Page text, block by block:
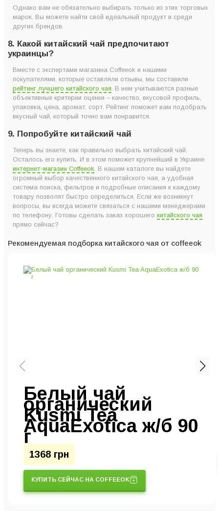
Однако вам не обязательно выбирать только из этих торговых
марок. Вы можете найти свой идеальный продукт и среди
других брендов.
8. Какой китайский чай предпочитают
украинцы?
Вместе с экспертами магазина Coffeeok и нашими
покупателями, которые оставляли отзывы, мы составили
рейтинг лучшего китайского чая . В нем учитываются разные
объективные критерии оценки – качество, вкусовой профиль,
упаковка, цена, аромат, сорт. Рейтинг поможет вам подобрать
вкусный чай, который точно вам понравится.
9. Попробуйте китайский чай
Теперь вы знаете, как правильно выбрать китайский чай.
Осталось его купить. И в этом поможет крупнейший в Украине
интернет-магазин Coffeeok . В нашем каталоге вы найдете
огромный выбор качественного китайского чая, а удобная
система поиска, фильтров и подробные описания к каждому
товару позволят быстро определиться. Если же возникнут
вопросы, вы всегда можете связаться с нашими менеджерами
по телефону. Готовы сделать заказ хорошего китайского чая
прямо сейчас?
Рекомендуемая подборка китайского чая от coffeeok
Белый чай
органический
Kusmi Tea
AquaExotica ж/б 90
г
1368 грн
КУПИТЬ СЕЙЧАС НА COFFEEOK